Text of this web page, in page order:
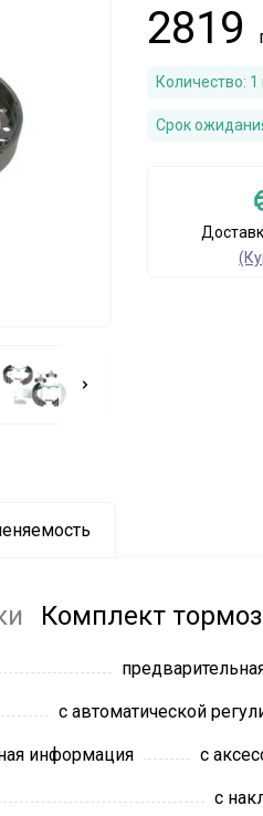
2819
Количество: 1
Срок
Комплект
с автоматической
информация с
с